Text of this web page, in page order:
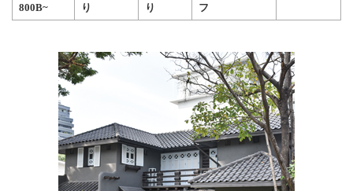
800B~
り
り
フ